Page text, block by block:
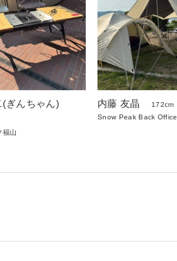
(ぎんちゃん)
福山
内藤 友晶
172cm
Snow Peak Back Office